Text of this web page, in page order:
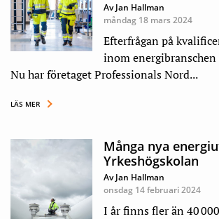
Av Jan Hallman
måndag 18 mars 2024
Efterfrågan på
inom energibranschen
Nu har företaget Professionals Nord...
LÄS MER
Många nya
Yrkeshögskolan
Av Jan Hallman
onsdag 14 februari 2024
I år finns fler än 40